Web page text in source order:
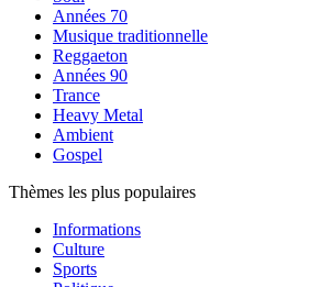
Années 70
Musique traditionnelle
Reggaeton
Années 90
Trance
Heavy Metal
Ambient
Gospel
Thèmes les plus populaires
Informations
Culture
Sports